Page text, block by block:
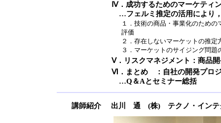
Ⅳ．成功するためのマーケテ
…フェルミ推定の活用により
１．技術の商品・事業化のための
評価
２．存在しないマーケットの推定
３．マーケットのサイジング問題
Ⅴ．リスクマネジメント：商品
Ⅵ．まとめ ：自社の開発プロ
…Q＆Aとセミナー総括
講師紹介 出川 通 (株) テクノ・インテ